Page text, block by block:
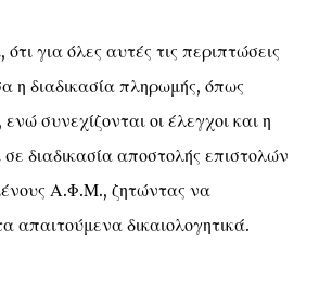
για όλες αυτές τις περιπτώσεις
διαδικασία πληρωμής, όπως
συνεχίζονται οι έλεγχοι και η
διαδικασία αποστολής επιστολών
Α.Φ.Μ., ζητώντας να
απαιτούμενα δικαιολογητικά.